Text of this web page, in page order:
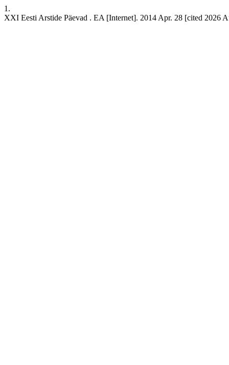
1.
XXI Eesti Arstide Päevad . EA [Internet]. 2014 Apr. 28 [cited 2026